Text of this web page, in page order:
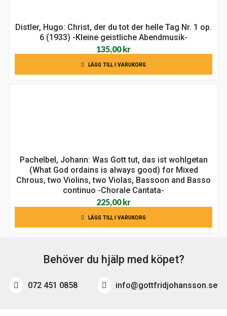
Distler, Hugo: Christ, der du tot der helle Tag Nr. 1 op.
6 (1933) -Kleine geistliche Abendmusik-
135,00 kr
LÄGG TILL I VARUKORG
Pachelbel, Johann: Was Gott tut, das ist wohlgetan
(What God ordains is always good) for Mixed
Chrous, two Violins, two Violas, Bassoon and Basso
continuo -Chorale Cantata-
225,00kr
LÄGG TILL I VARUKORG
Behöver du hjälp med köpet?
072 451 0858 info@gottfridjohansson.se